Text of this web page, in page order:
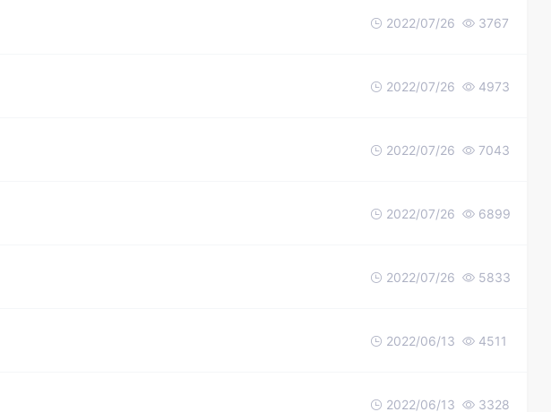
2022/07/26 3767
2022/07/26 4973
2022/07/26 7043
2022/07/26 6899
2022/07/26 5833
2022/06/13 4511
2022/06/13 3328